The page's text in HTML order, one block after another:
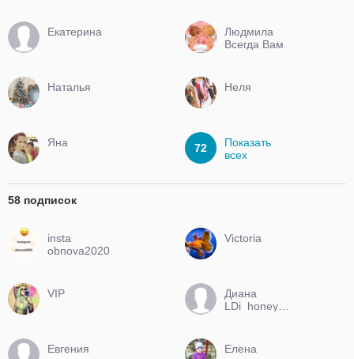
Екатерина
Людмила
Всегда Вам
Наталья Неля
Яна 72
Показать
всех
58 подписок
insta
obnova2020
Victoria
VIP
Диана
Евгения Елена